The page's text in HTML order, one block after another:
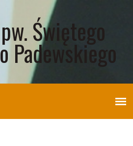
Świętego
Padewskiego